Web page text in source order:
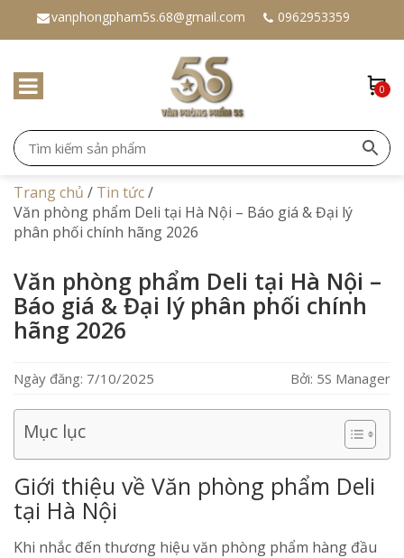
vanphongpham5s.68@gmail.com 0962953359
0
Trang chủ / Tin tức/
Văn phòng phẩm Deli tại Hà Nội – Báo giá & Đại lý
phân phối chính hãng 2026
Văn phòng phẩm Deli tại Hà Nội –
Báo giá & Đại lý phân phối chính
hãng 2026
Ngày đăng: 7/10/2025 Bởi: 5S Manager
Mục lục
Giới thiệu về Văn phòng phẩm Deli
tại Hà Nội
Khi nhắc đến thương hiệu văn phòng phẩm hàng đầu